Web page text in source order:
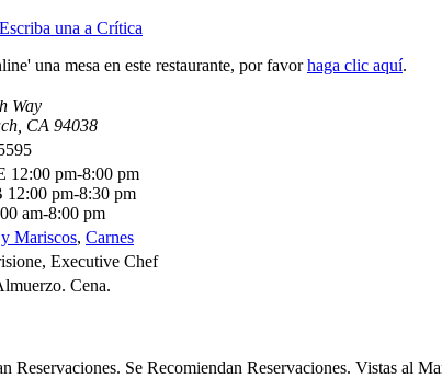
Escriba una a Crítica
una mesa en este restaurante, por favorhaga clic aquí.
Way
CA 94038
12:00 pm-8:00 pm
pm-8:30 pm
am-8:00 pm
Mariscos, Carnes
Executive Chef
Cena.
Reservaciones. Se Recomiendan Reservaciones. Vistas al